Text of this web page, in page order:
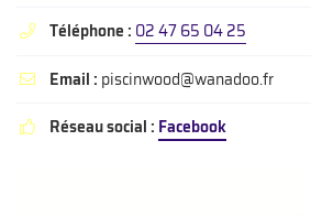
 Téléphone : 02 47 65 04 25
 Email : piscinwood@wanadoo.fr
 Réseau social : Facebook